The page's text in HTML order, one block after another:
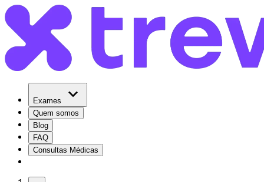
Exames
Quem somos
Blog
FAQ
Consultas Médicas